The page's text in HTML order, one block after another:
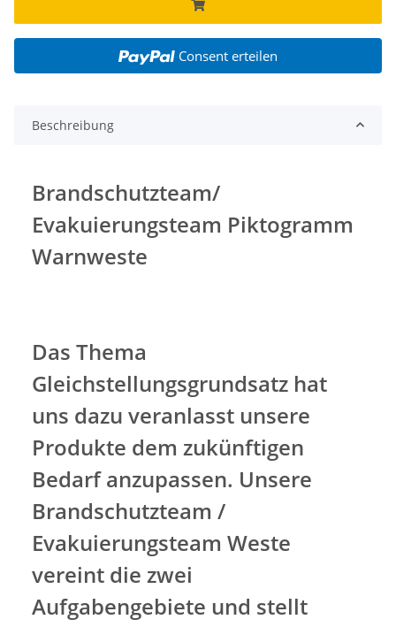
Consent erteilen
Beschreibung
Brandschutzteam/
Evakuierungsteam Piktogramm
Warnweste
Das Thema
Gleichstellungsgrundsatz hat
uns dazu veranlasst unsere
Produkte dem zukünftigen
Bedarf anzupassen. Unsere
Brandschutzteam /
Evakuierungsteam Weste
vereint die zwei
Aufgabengebiete und stellt